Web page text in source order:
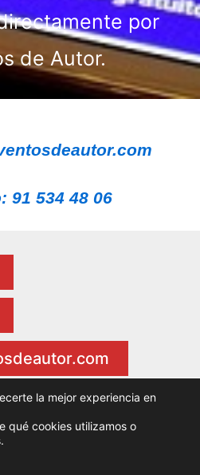
por
de Autor.
91 534 48 06
Autor Actividades para eventos
la mejor experiencia en
qué cookies utilizamos o